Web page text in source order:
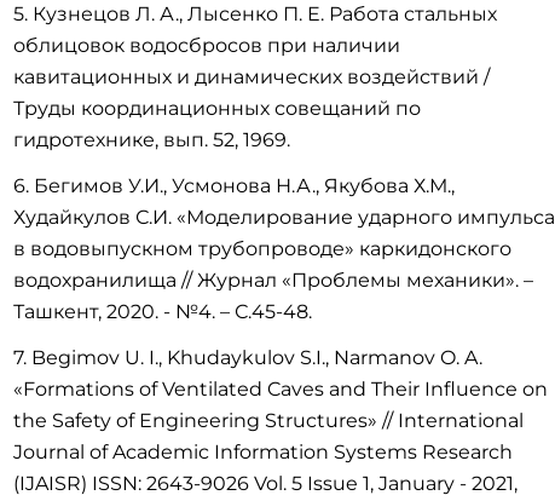
5. Кузнецов Л. А., Лысенко П. E. Работа стальных
облицовок водосбросов при наличии
кавитационных и динамических воздействий /
Труды координационных совещаний по
гидротехнике, вып. 52, 1969.
6. Бегимов У.И., Усмонова Н.А., Якубова Х.М.,
Худайкулов С.И. «Моделирование ударного импульса
в водовыпускном трубопроводе» каркидонского
водохранилища // Журнал «Проблемы механики». –
Ташкент, 2020. - №4. – С.45-48.
7. Begimov U. I., Khudaykulov S.I., Narmanov O. A.
«Formations of Ventilated Caves and Their Influence on
the Safety of Engineering Structures» // International
Journal of Academic Information Systems Research
(IJAISR) ISSN: 2643-9026 Vol. 5 Issue 1, January - 2021,